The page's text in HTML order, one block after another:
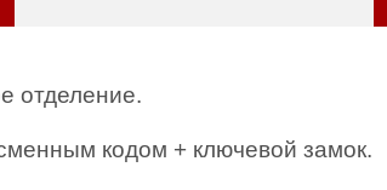
отделение.
кодом + ключевой замок.